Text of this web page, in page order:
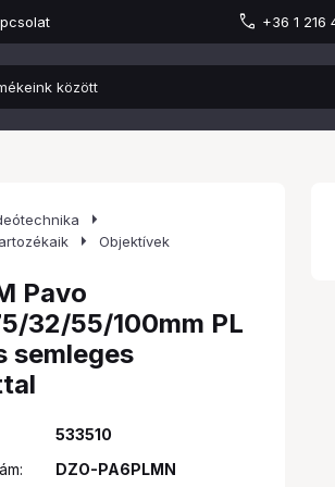
+36 1 216
arrow_right
arrow_right Objektívek
Pavo
32/55/100mm PL
semleges
533510
DZO-PA6PLMN